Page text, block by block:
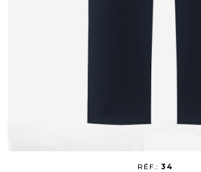
RÉF.: 34